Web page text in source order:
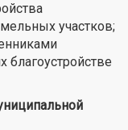
участков;